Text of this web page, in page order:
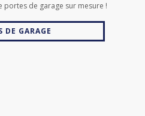
portes de garage sur mesure !
DE GARAGE